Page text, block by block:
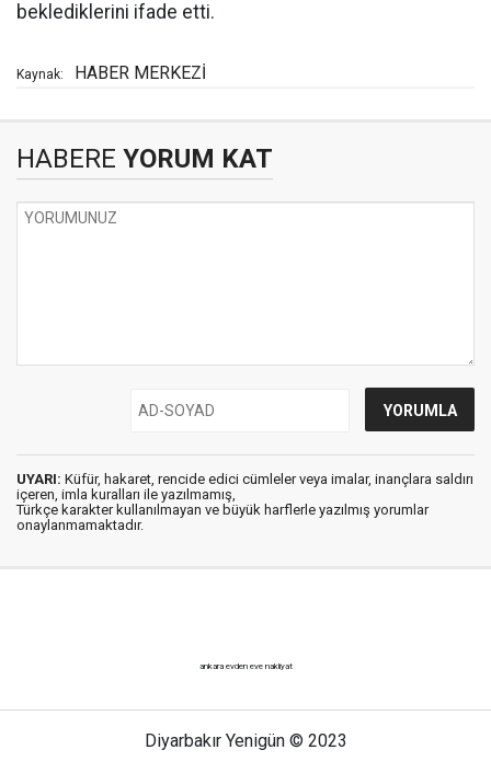
beklediklerini ifade etti.
Kaynak: HABER MERKEZİ
HABERE YORUM KAT
UYARI: Küfür, hakaret, rencide edici cümleler veya imalar, inançlara saldırı
içeren, imla kuralları ile yazılmamış,
Türkçe karakter kullanılmayan ve büyük harflerle yazılmış yorumlar
onaylanmamaktadır.
ankara evden eve nakliyat
Diyarbakır Yenigün © 2023